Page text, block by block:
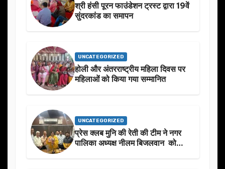
श्री हंसी पूरन फाउंडेशन ट्रस्ट द्वारा 19वें
सुंदरकांड का समापन
UNCATEGORIZED
होली और अंतरराष्ट्रीय महिला दिवस पर
महिलाओं को किया गया सम्मानित
UNCATEGORIZED
प्रेस क्लब मुनि की रेती की टीम ने नगर
पालिका अध्यक्ष नीलम बिजलवान को